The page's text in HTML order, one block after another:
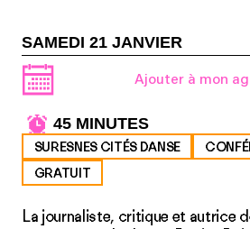
SAMEDI 21 JANVIER
Ajouter à mon
45 MINUTES
SURESNES CITÉS DANSE
GRATUIT
La journaliste, critique et autrice